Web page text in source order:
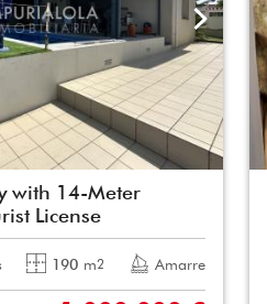
with 14-Meter
License
190 m2 Amarre